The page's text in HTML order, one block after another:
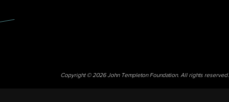
Copyright © 2026 John Templeton Foundation. All rights reserved.